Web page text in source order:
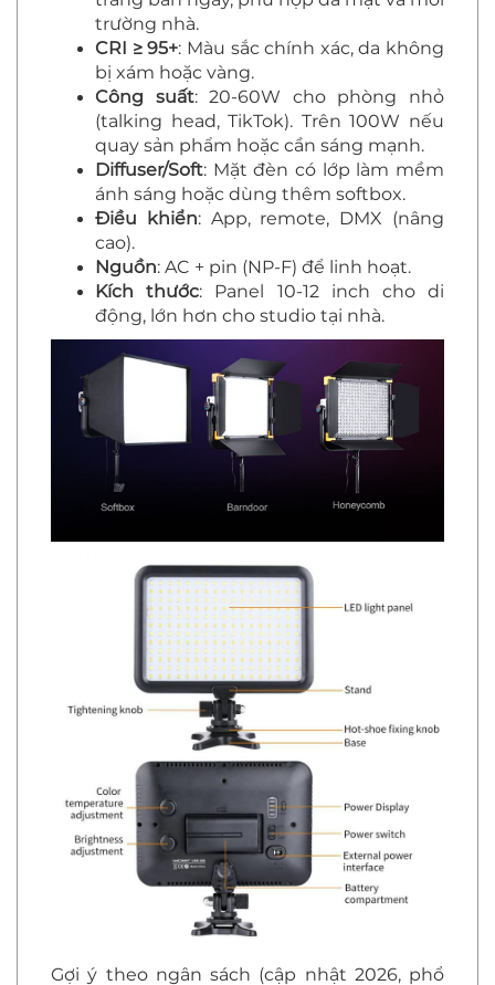
trường nhà.
CRI ≥ 95+: Màu sắc chính xác, da không
bị xám hoặc vàng.
Công suất: 20-60W cho phòng nhỏ
(talking head, TikTok). Trên 100W nếu
quay sản phẩm hoặc cần sáng mạnh.
Diffuser/Soft: Mặt đèn có lớp làm mềm
ánh sáng hoặc dùng thêm softbox.
Điều khiển: App, remote, DMX (nâng
cao).
Nguồn: AC + pin (NP-F) để linh hoạt.
Kích thước: Panel 10-12 inch cho di
động, lớn hơn cho studio tại nhà.
Gợi ý theo ngân sách (cập nhật 2026, phổ